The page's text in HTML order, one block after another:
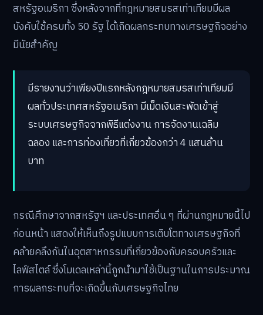
สหรัฐอเมริกา ซึ่งหลังจากที่กฎหมายสมรสเท่าเทียมมีผล
บังคับใช้ครบทั้ง 50 รัฐ ได้เกิดผลกระทบทางเศรษฐกิจอย่าง
มีนัยสำคัญ
มีรายงานว่าเพียงปีแรกหลังกฎหมายสมรสเท่าเทียมมี
ผลทั่วประเทศสหรัฐอเมริกา มีเม็ดเงินสะพัดเข้าสู่
ระบบเศรษฐกิจจากพิธีแต่งงาน การจัดงานเฉลิม
ฉลอง และการท่องเที่ยวที่เกี่ยวข้องกว่า 4 แสนล้าน
บาท
กรณีศึกษาจากสหรัฐฯ และประเทศอื่น ๆ ที่ผ่านกฎหมายนี้ไป
ก่อนหน้า แสดงให้เห็นถึงรูปแบบการเติบโตทางเศรษฐกิจที่
คล้ายคลึงกันในอุตสาหกรรมที่เกี่ยวข้องกับครอบครัวและ
ไลฟ์สไตล์ ซึ่งโมเดลเหล่านี้ถูกนำมาใช้เป็นฐานในการประมาณ
การผลกระทบที่จะเกิดขึ้นกับเศรษฐกิจไทย